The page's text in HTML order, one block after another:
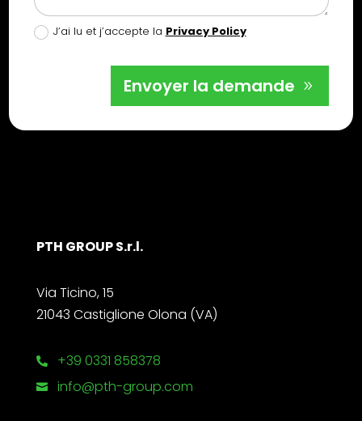
J’ai lu et j’accepte la Privacy Policy
Envoyer la demande
PTH GROUP S.r.l.
Via Ticino, 15
21043 Castiglione Olona (VA)
 +39 0331 858378
 info@pth-group.com